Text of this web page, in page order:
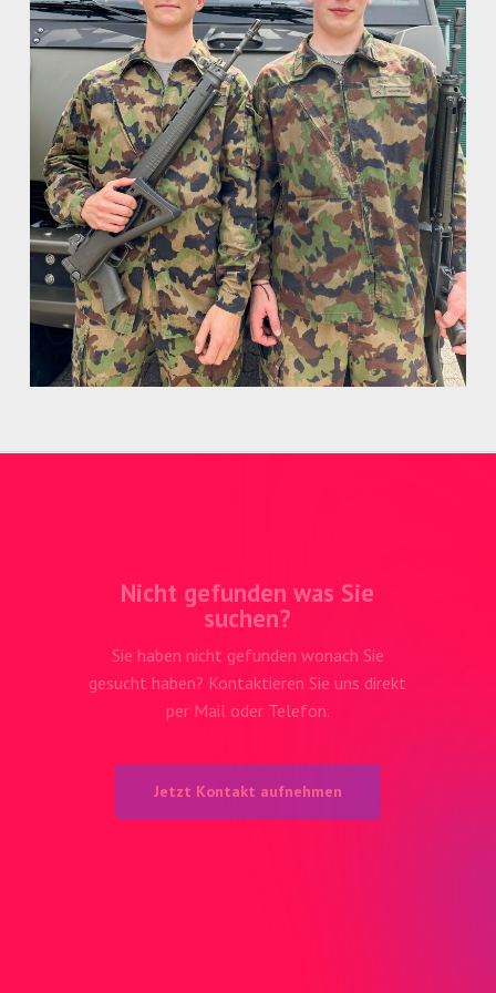
Sie haben nicht gefunden wonach Sie
gesucht haben? Kontaktieren Sie uns direkt
etzt K ont akt a uf ne hm e
Adresse